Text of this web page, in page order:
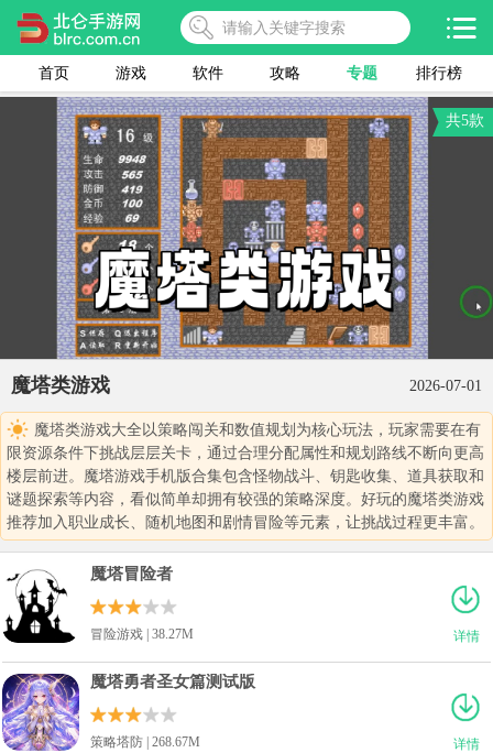
首页 游戏 软件 攻略 专题 排行榜
共5款
魔塔类游戏 2026-07-01
魔塔类游戏大全以策略闯关和数值规划为核心玩法，玩家需要在有
限资源条件下挑战层层关卡，通过合理分配属性和规划路线不断向更高
楼层前进。魔塔游戏手机版合集包含怪物战斗、钥匙收集、道具获取和
谜题探索等内容，看似简单却拥有较强的策略深度。好玩的魔塔类游戏
推荐加入职业成长、随机地图和剧情冒险等元素，让挑战过程更丰富。
详情
魔塔冒险者
冒险游戏 | 38.27M
详情
魔塔勇者圣女篇测试版
策略塔防 | 268.67M